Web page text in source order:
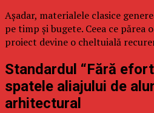
Așadar, materialele clasice
pe timp și bugete. Ceea ce părea
proiect devine o cheltuială
Standardul “Fără
spatele aliajului de
arhitectural